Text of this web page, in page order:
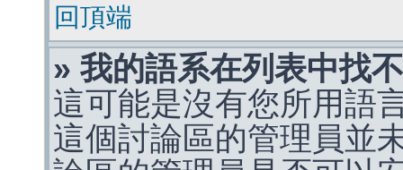
回頂端
» 我的語系在列表中找
這可能是沒有您所用語
這個討論區的管理員並